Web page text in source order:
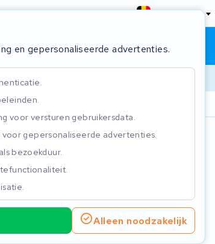
België
Winkelwagen Inloggen
en gepersonaliseerde advertenties.
voor versturen gebruikersdata.
gepersonaliseerde advertenties.
bezoekduur.
Alleen noodzakelijk